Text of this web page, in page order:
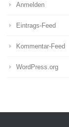
Anmelden
Eintrags-Feed
Kommentar-Feed
WordPress.org